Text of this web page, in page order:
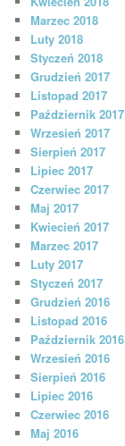
Marzec 2018
Luty 2018
Styczeń 2018
Grudzień 2017
Listopad 2017
Październik 2017
Wrzesień 2017
Sierpień 2017
Lipiec 2017
Czerwiec 2017
Maj 2017
Kwiecień 2017
Marzec 2017
Luty 2017
Styczeń 2017
Grudzień 2016
Listopad 2016
Październik 2016
Wrzesień 2016
Sierpień 2016
Lipiec 2016
Czerwiec 2016
Maj 2016